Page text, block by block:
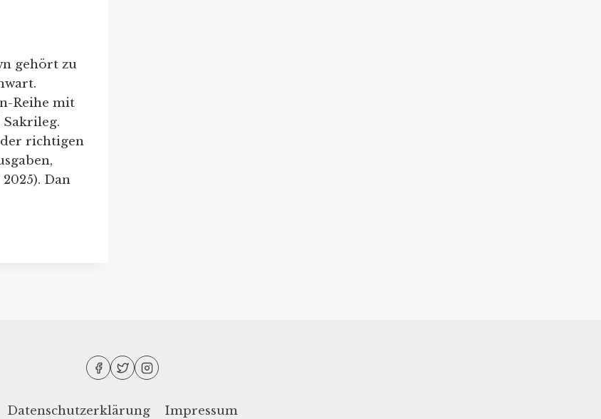
gehört zu
Reihe mit
richtigen
Dan
Datenschutzerklärung Impressum